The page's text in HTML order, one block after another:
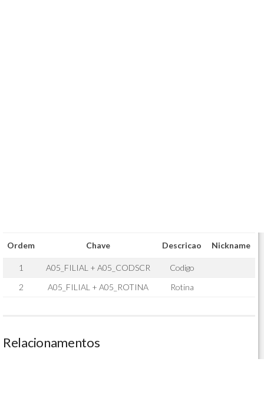
Ordem Chave Descricao Nickname
1 A05_FILIAL + A05_CODSCR
Codigo
2
A05_FILIAL + A05_ROTINA Rotina
Relacionamentos